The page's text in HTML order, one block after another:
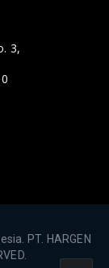
3,
PT. HARGEN